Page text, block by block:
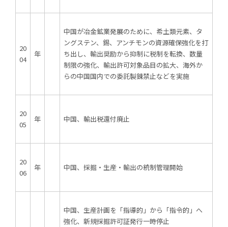
20
04
年
中国が冶金鉱業発展のために、希土類元素、タ
ングステン、錫、アンチモンの資源確保強化を打
ち出し、輸出奨励から抑制に税制を転換、数量
制限の強化、輸出許可対象品目の拡大、海外か
らの中国国内での委託製錬禁止などを実施
20
05
年 中国、輸出税還付廃止
20
06
年 中国、採掘・生産・輸出の統制管理開始
中国、生産計画を「指導的」から「指令的」へ
強化、新規採掘許可証発行一時停止